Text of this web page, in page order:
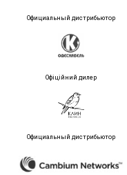
Официальный дистрибьютор
Офіційний дилер
Официальный дистрибьютор